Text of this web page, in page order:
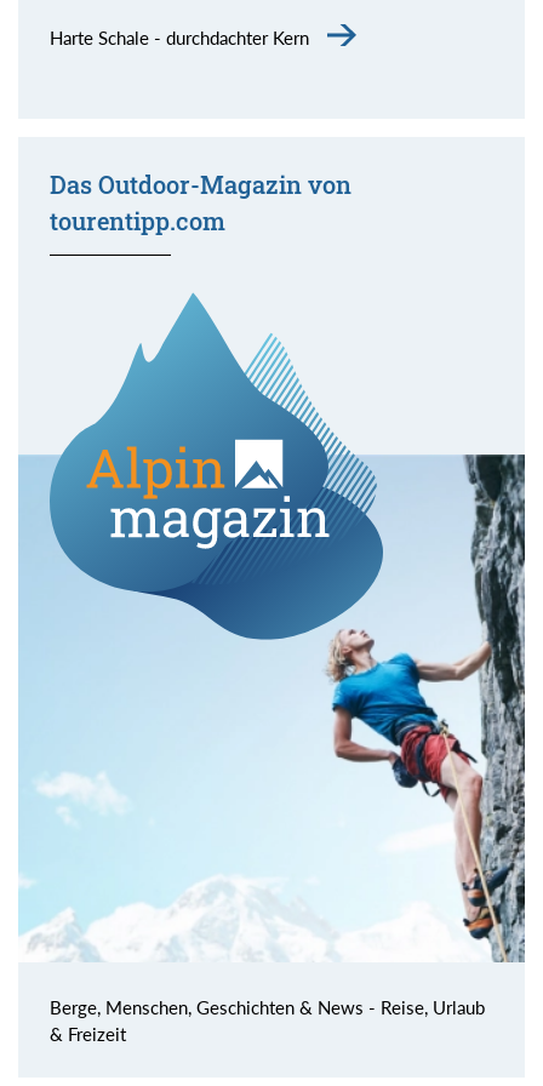
Harte Schale - durchdachter Kern
Das Outdoor-Magazin von
tourentipp.com
Berge, Menschen, Geschichten & News - Reise, Urlaub
& Freizeit